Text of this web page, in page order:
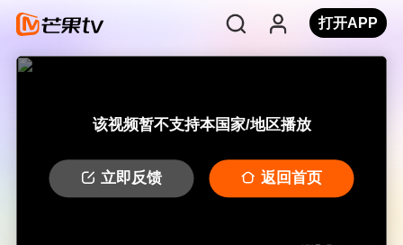
打开APP
该视频暂不支持本国家/地区播放
立即反馈 返回首页